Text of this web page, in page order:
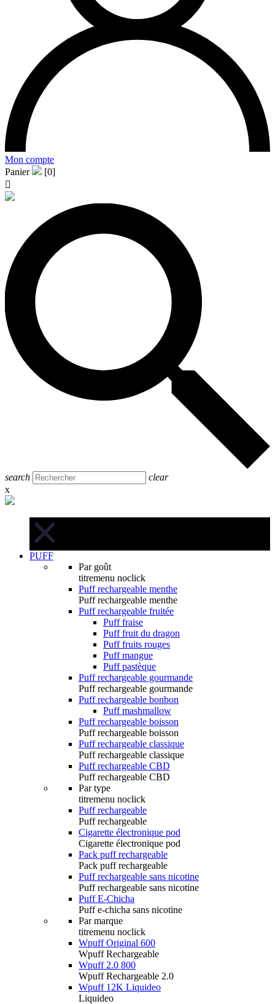
Mon compte
Panier
[0]

search
clear
x
PUFF
Par goût
titremenu noclick
Puff rechargeable menthe
Puff rechargeable menthe
Puff rechargeable fruitée
Puff fraise
Puff fruit du dragon
Puff fruits rouges
Puff mangue
Puff pastèque
Puff rechargeable gourmande
Puff rechargeable gourmande
Puff rechargeable bonbon
Puff mashmallow
Puff rechargeable boisson
Puff rechargeable boisson
Puff rechargeable classique
Puff rechargeable classique
Puff rechargeable CBD
Puff rechargeable CBD
Par type
titremenu noclick
Puff rechargeable
Puff rechargeable
Cigarette électronique pod
Cigarette électronique pod
Pack puff rechargeable
Pack puff rechargeable
Puff rechargeable sans nicotine
Puff rechargeable sans nicotine
Puff E-Chicha
Puff e-chicha sans nicotine
Par marque
titremenu noclick
Wpuff Original 600
Wpuff Rechargeable
Wpuff 2.0 800
Wpuff Rechargeable 2.0
Wpuff 12K Liquideo
Liquideo